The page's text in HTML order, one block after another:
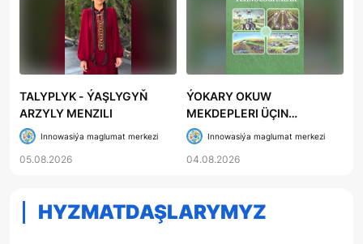
TALYPLYK - ÝAŞLYGYŇ
ARZYLY MENZILI
Innowasiýa maglumat merkezi
05.08.2026
ÝOKARY OKUW
MEKDEPLERI ÜÇIN
«AGRONOMÇYLYKDA
INNOWASION
TEHNOLOGIÝALAR» OKUW
Innowasiýa maglumat merkezi
04.08.2026
HYZMATDAŞLARYMYZ